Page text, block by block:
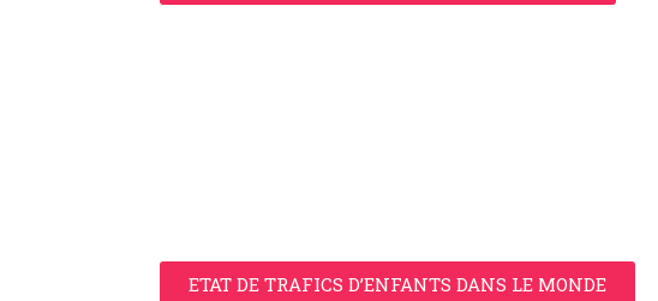
ETAT DE TRAFICS D’ENFANTS DANS LE MONDE